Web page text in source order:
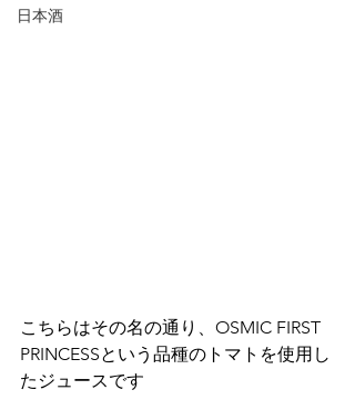
日本酒
こちらはその名の通り、OSMIC FIRST
PRINCESSという品種のトマトを使用し
たジュースです